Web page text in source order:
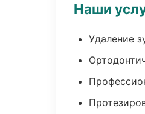
Наши
Удаление